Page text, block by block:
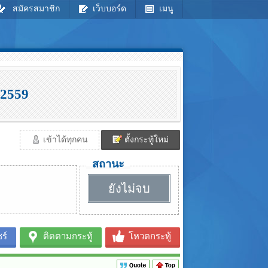
สมัครสมาชิก เว็บบอร์ด เมนู
เข้าได้ทุกคน ตั้งกระทู้ใหม่
สถานะ
ยังไม่จบ
ร์ ติดตามกระทู้ โหวตกระทู้